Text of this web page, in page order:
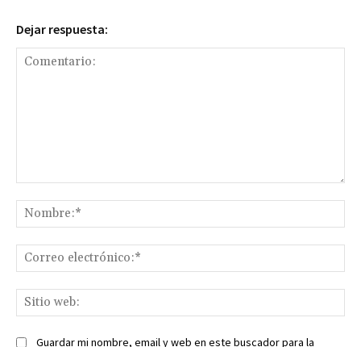
Dejar respuesta:
Guardar mi nombre, email y web en este buscador para la